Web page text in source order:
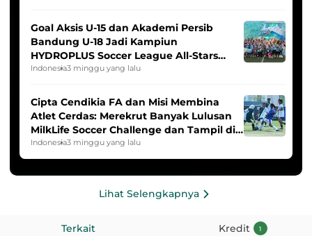
Goal Aksis U-15 dan Akademi Persib
Bandung U-18 Jadi Kampiun
HYDROPLUS Soccer League All-Stars
2025/2026
Indonesia3 minggu yang lalu
Cipta Cendikia FA dan Misi Membina
Atlet Cerdas: Merekrut Banyak Lulusan
MilkLife Soccer Challenge dan Tampil di
HYDROPLUS Soccer League
Indonesia3 minggu yang lalu
Lihat Selengkapnya
Terkait Kredit 1